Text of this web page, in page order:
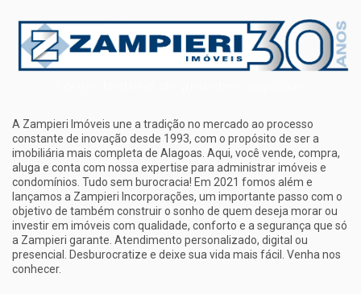
A Zampieri Imóveis une a tradição no mercado ao processo
constante de inovação desde 1993, com o propósito de ser a
imobiliária mais completa de Alagoas. Aqui, você vende, compra,
aluga e conta com nossa expertise para administrar imóveis e
condomínios. Tudo sem burocracia! Em 2021 fomos além e
lançamos a Zampieri Incorporações, um importante passo com o
objetivo de também construir o sonho de quem deseja morar ou
investir em imóveis com qualidade, conforto e a segurança que só
a Zampieri garante. Atendimento personalizado, digital ou
presencial. Desburocratize e deixe sua vida mais fácil. Venha nos
conhecer.